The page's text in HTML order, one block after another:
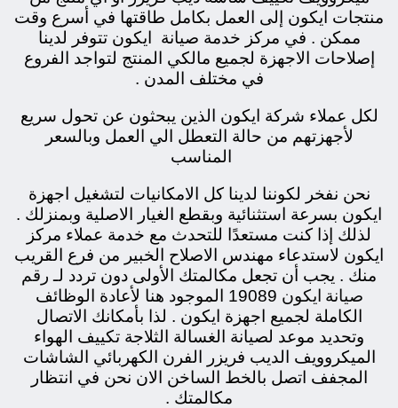
منتجات ايكون إلى العمل بكامل طاقتها في أسرع وقت
ممكن . في مركز خدمة صيانة ايكون تتوفر لدينا
إصلاحات الاجهزة لجميع مالكي المنتج لتواجد الفروع
في مختلف المدن .
لكل عملاء شركة ايكون الذين يبحثون عن تحول سريع
لأجهزتهم من حالة التعطل الي العمل وبالسعر
المناسب
نحن نفخر لكوننا لدينا كل الامكانيات لتشغيل اجهزة
ايكون بسرعة استثنائية وبقطع الغيار الاصلية وبمنزلك .
لذلك إذا كنت مستعدًا للتحدث مع خدمة عملاء مركز
ايكون لاستدعاء مهندس الاصلاح الخبير من فرع القريب
منك . يجب أن تجعل مكالمتك الأولى دون تردد لـ رقم
صيانة ايكون
19089 الموجود هنا لأعادة الوظائف
الكاملة لجميع اجهزة ايكون . لذا بأمكانك الاتصال
وتحديد موعد لصيانة الغسالة الثلاجة تكييف الهواء
الميكروويف الديب فريزر الفرن الكهربائي الشاشات
المجفف اتصل بالخط الساخن الان نحن في انتظار
مكالمتك .